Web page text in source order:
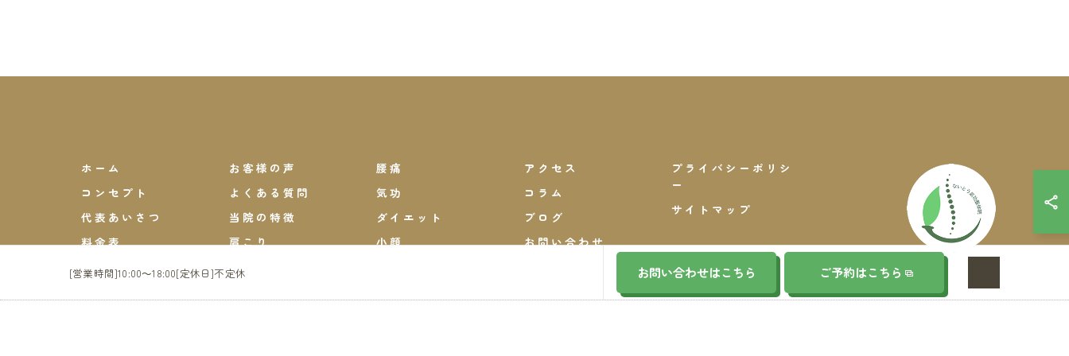
[営業時間]10:00～18:00[定休日]不定休 お問い合わせはこちら ご予約はこちら
ホーム
コンセプト
代表あいさつ
料金表
お客様の声
よくある質問
当院の特徴
肩こり
腰痛
気功
ダイエット
小顔
アクセス
コラム
ブログ
お問い合わせ
プライバシーポリシ
ー
サイトマップ